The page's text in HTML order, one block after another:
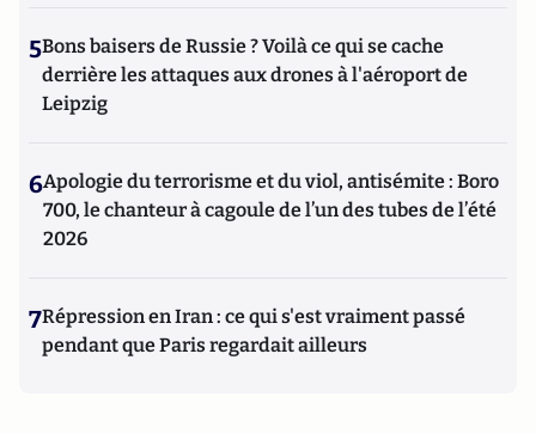
5Bons baisers de Russie ? Voilà ce qui se cache
derrière les attaques aux drones à l'aéroport de
Leipzig
6Apologie du terrorisme et du viol, antisémite : Boro
700, le chanteur à cagoule de l’un des tubes de l’été
2026
7Répression en Iran : ce qui s'est vraiment passé
pendant que Paris regardait ailleurs